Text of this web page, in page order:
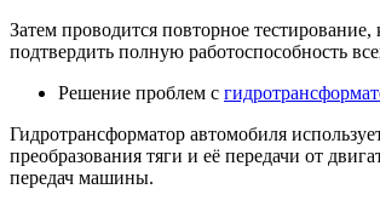
Затем проводится повторное
подтвердить полную работоспособность
Решение проблем с
Гидротрансформатор автомобиля
преобразования тяги и её передачи от
передач машины.